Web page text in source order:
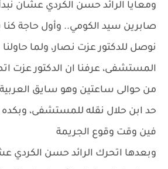
ومعايا الرائد حسن الكردي عشان
صابرين سيد الكومي.. وأول حاجة كنا
نوصل للدكتور عزت نصار، ولما
المستشفى، عرفنا ان الدكتور عزت
من حوالى ساعتين وهو سايق
حد ابن حلال نقله للمستشفى، وبكده
فين وقت وقوع الجريمة
وبعدها اتحرك الرائد حسن الكردي